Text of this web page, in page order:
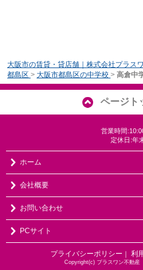
大阪市の賃貸・貸店舗｜株式会社プラス
都島区 > 大阪市都島区の中学校 > 高倉中
ページト
営業時間
定休日:年
ホーム
会社概要
お問い合わせ
PCサイト
プライバシーポリシー ｜ 利
Copyright(c) プラスワン不動